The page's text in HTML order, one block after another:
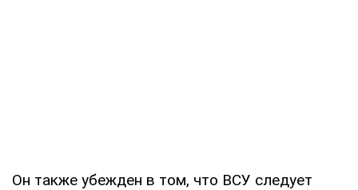
Он также убежден в том, что ВСУ следует